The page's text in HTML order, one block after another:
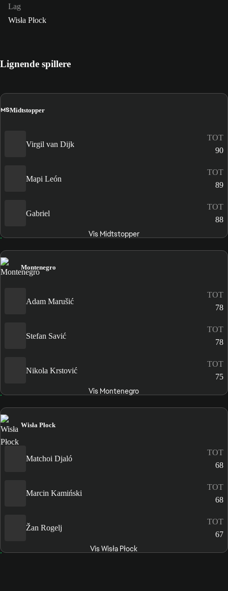
Lag
Wisła Płock
Lignende spillere
MSMidtstopper
Virgil van Dijk
TOT
90
Mapi León
TOT
89
Gabriel
TOT
88
Vis Midtstopper
Montenegro
Adam Marušić
TOT
78
Stefan Savić
TOT
78
Nikola Krstović
TOT
75
Vis Montenegro
Wisła Płock
Matchoi Djaló
TOT
68
Marcin Kamiński
TOT
68
Žan Rogelj
TOT
67
Vis Wisła Płock